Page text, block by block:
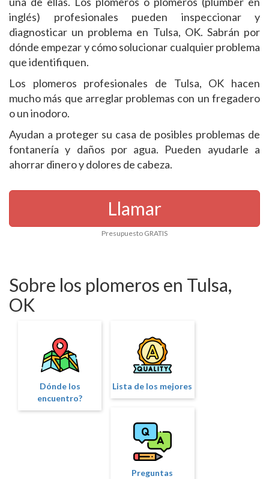
inglés) profesionales pueden inspeccionar y
diagnosticar un problema en Tulsa, OK. Sabrán por
dónde empezar y cómo solucionar cualquier problema
que identifiquen.
Los plomeros profesionales de Tulsa, OK hacen
mucho más que arreglar problemas con un fregadero
o un inodoro.
Ayudan a proteger su casa de posibles problemas de
fontanería y daños por agua. Pueden ayudarle a
ahorrar dinero y dolores de cabeza.
Llamar
Presupuesto GRATIS
Sobre los plomeros en Tulsa,
OK
Dónde los
encuentro?
Lista de los mejores
Preguntas